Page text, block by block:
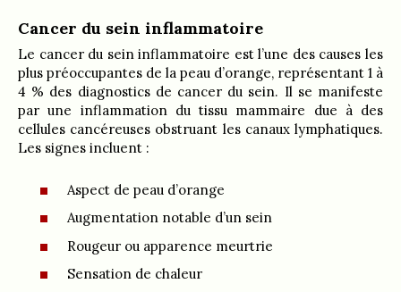
Cancer du sein inflammatoire
Le cancer du sein inflammatoire est l’une des causes les
plus préoccupantes de la peau d’orange, représentant 1 à
4 % des diagnostics de cancer du sein. Il se manifeste
par une inflammation du tissu mammaire due à des
cellules cancéreuses obstruant les canaux lymphatiques.
Les signes incluent :
Aspect de peau d’orange
Augmentation notable d’un sein
Rougeur ou apparence meurtrie
Sensation de chaleur